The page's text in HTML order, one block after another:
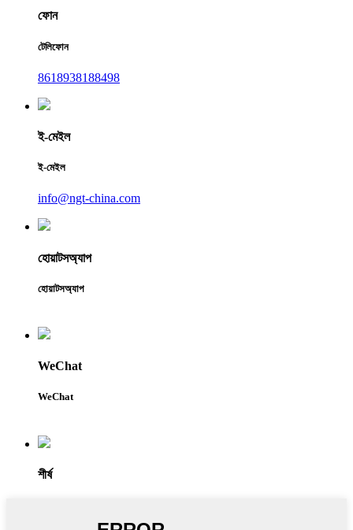
ফোন
টেলিফোন
8618938188498
ই-মেইল
ই-মেইল
info@ngt-china.com
হোয়াটসঅ্যাপ
হোয়াটসঅ্যাপ
WeChat
WeChat
শীর্ষ